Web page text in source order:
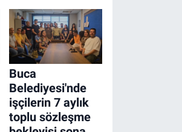
Buca
Belediyesi'nde
işçilerin 7 aylık
toplu sözleşme